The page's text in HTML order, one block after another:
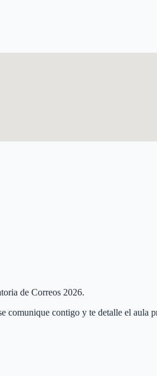
de Correos 2026.
comunique contigo y te detalle el aula